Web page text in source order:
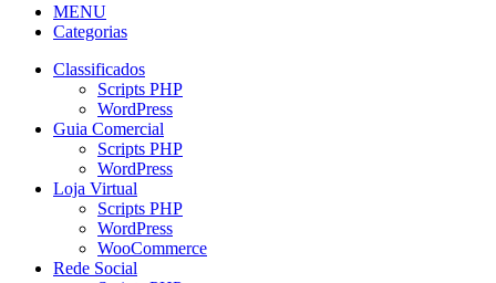
MENU
Categorias
Classificados
Scripts PHP
WordPress
Guia Comercial
Scripts PHP
WordPress
Loja Virtual
Scripts PHP
WordPress
WooCommerce
Rede Social